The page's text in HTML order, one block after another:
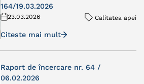
164/19.03.2026
23.03.2026 Calitatea apei
Citeste mai mult
Raport de încercare nr. 64 /
06.02.2026